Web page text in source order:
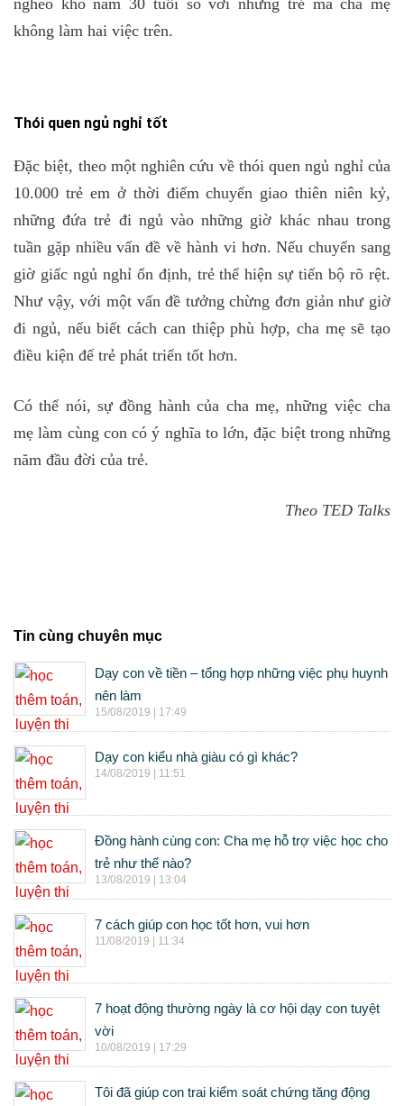
nghèo khó năm 30 tuổi so với những trẻ mà cha mẹ
không làm hai việc trên.
Thói quen ngủ nghỉ tốt
Đặc biệt, theo một nghiên cứu về thói quen ngủ nghỉ của
10.000 trẻ em ở thời điểm chuyển giao thiên niên kỷ,
những đứa trẻ đi ngủ vào những giờ khác nhau trong
tuần gặp nhiều vấn đề về hành vi hơn. Nếu chuyển sang
giờ giấc ngủ nghỉ ổn định, trẻ thể hiện sự tiến bộ rõ rệt.
Như vậy, với một vấn đề tưởng chừng đơn giản như giờ
đi ngủ, nếu biết cách can thiệp phù hợp, cha mẹ sẽ tạo
điều kiện để trẻ phát triển tốt hơn.
Có thể nói, sự đồng hành của cha mẹ, những việc cha
mẹ làm cùng con có ý nghĩa to lớn, đặc biệt trong những
năm đầu đời của trẻ.
Theo TED Talks
Tin cùng chuyên mục
Dạy con về tiền – tổng hợp những việc phụ huynh
nên làm
15/08/2019 | 17:49
Dạy con kiểu nhà giàu có gì khác?
14/08/2019 | 11:51
Đồng hành cùng con: Cha mẹ hỗ trợ việc học cho
trẻ như thế nào?
13/08/2019 | 13:04
7 cách giúp con học tốt hơn, vui hơn
11/08/2019 | 11:34
7 hoạt động thường ngày là cơ hội dạy con tuyệt
vời
10/08/2019 | 17:29
Tôi đã giúp con trai kiểm soát chứng tăng động